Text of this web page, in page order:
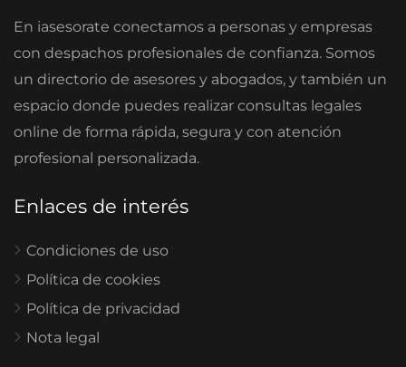
En iasesorate conectamos a personas y empresas
con despachos profesionales de confianza. Somos
un directorio de asesores y abogados, y también un
espacio donde puedes realizar consultas legales
online de forma rápida, segura y con atención
profesional personalizada.
Enlaces de interés
Condiciones de uso
Política de cookies
Política de privacidad
Nota legal